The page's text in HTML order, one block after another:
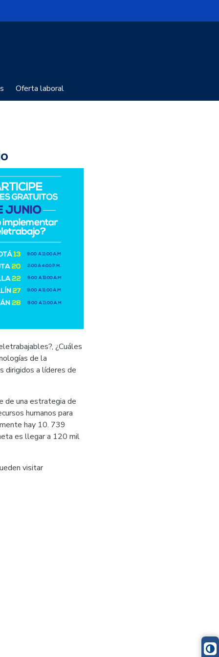
Oferta laboral
¿Cuáles
de la
dirigidos a líderes de
de una estrategia de
humanos para
hay 10. 739
es llegar a 120 mil
visitar